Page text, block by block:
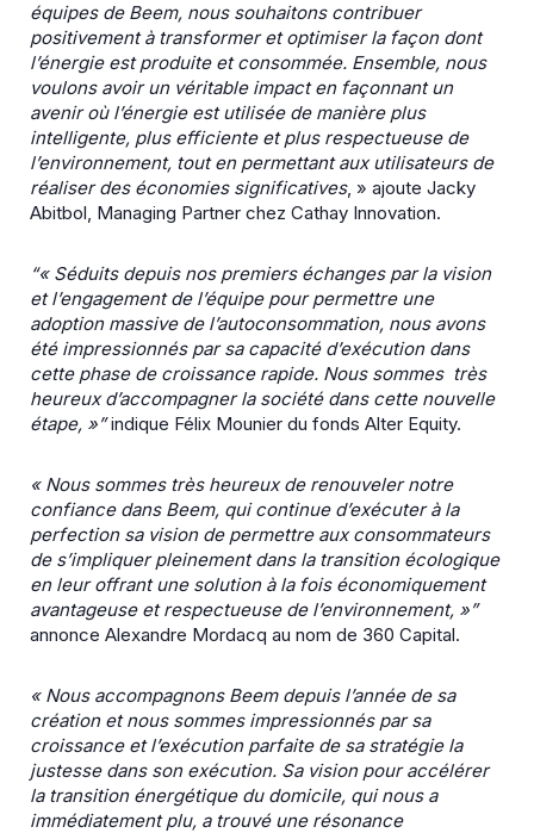
équipes de Beem, nous souhaitons contribuer
positivement à transformer et optimiser la façon dont
l’énergie est produite et consommée. Ensemble, nous
voulons avoir un véritable impact en façonnant un
avenir où l’énergie est utilisée de manière plus
intelligente, plus efficiente et plus respectueuse de
l’environnement, tout en permettant aux utilisateurs de
réaliser des économies significatives, » ajoute Jacky
Abitbol, Managing Partner chez Cathay Innovation.
“« Séduits depuis nos premiers échanges par la vision
et l’engagement de l’équipe pour permettre une
adoption massive de l’autoconsommation, nous avons
été impressionnés par sa capacité d’exécution dans
cette phase de croissance rapide. Nous sommes très
heureux d’accompagner la société dans cette nouvelle
étape, »”indique Félix Mounier du fonds Alter Equity.
« Nous sommes très heureux de renouveler notre
confiance dans Beem, qui continue d’exécuter à la
perfection sa vision de permettre aux consommateurs
de s’impliquer pleinement dans la transition écologique
en leur offrant une solution à la fois économiquement
avantageuse et respectueuse de l’environnement, »”
annonce Alexandre Mordacq au nom de 360 Capital.
« Nous accompagnons Beem depuis l’année de sa
création et nous sommes impressionnés par sa
croissance et l’exécution parfaite de sa stratégie la
justesse dans son exécution. Sa vision pour accélérer
la transition énergétique du domicile, qui nous a
immédiatement plu, a trouvé une résonance